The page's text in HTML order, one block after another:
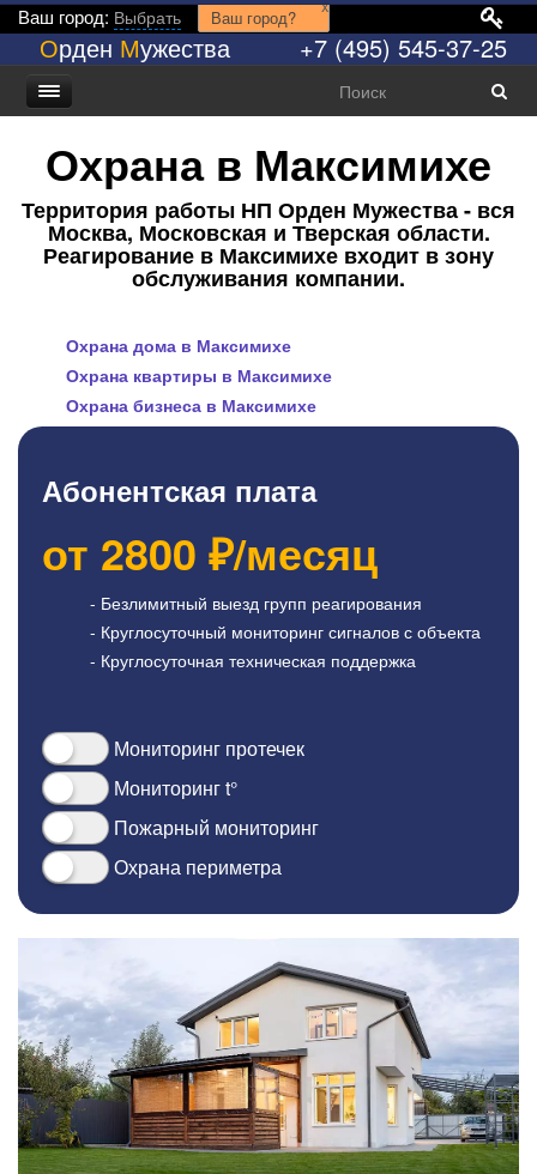
Ваш город: Выбрать Ваш город?
x
Орден Мужества +7 (495) 545-37-25
Охрана в Максимихе
Территория работы НП Орден Мужества - вся
Москва, Московская и Тверская области.
Реагирование в Максимихе входит в зону
обслуживания компании.
Охрана дома в Максимихе
Охрана квартиры в Максимихе
Охрана бизнеса в Максимихе
Абонентская плата
от 2800 ₽/месяц
- Безлимитный выезд групп реагирования
- Круглосуточный мониторинг сигналов с объекта
- Круглосуточная техническая поддержка
Мониторинг протечек
Мониторинг t°
Пожарный мониторинг
Охрана периметра